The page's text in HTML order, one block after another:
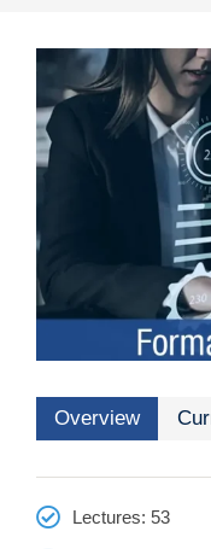
Overview
Lectures: 53